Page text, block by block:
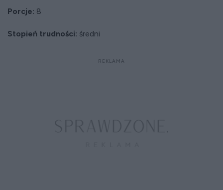
Porcje: 8
Stopień trudności: średni